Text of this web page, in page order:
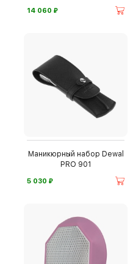
14 060 ⃏
Маникюрный набор Dewal
PRO 901
5 030 ⃏